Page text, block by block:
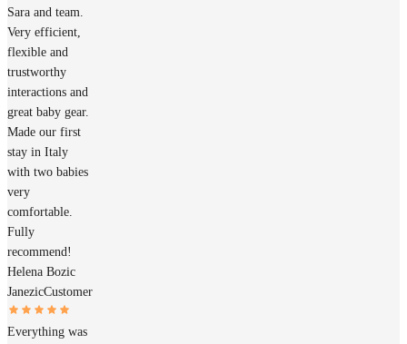
Sara and team.
Very efficient,
flexible and
trustworthy
interactions and
great baby gear.
Made our first
stay in Italy
with two babies
very
comfortable.
Fully
recommend!
Helena Bozic
JanezicCustomer
Everything was